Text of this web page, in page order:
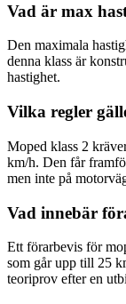
Vad är max
Den maximala
denna klass är
hastighet.
Vilka regler
Moped klass 2
km/h. Den får
men inte på
Vad innebär
Ett förarbevis för
som går upp till 25
teoriprov efter en